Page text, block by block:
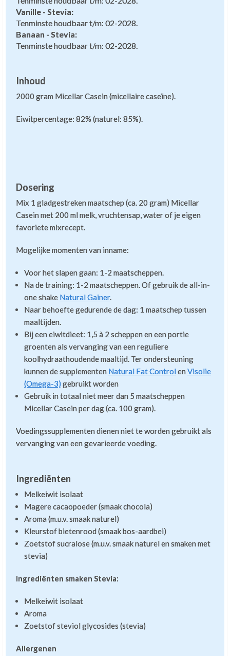
Vanille - Stevia:
Tenminste houdbaar t/m: 02-2028.
Banaan - Stevia:
Tenminste houdbaar t/m: 02-2028.
Inhoud
2000 gram Micellar Casein (micellaire caseïne).
Eiwitpercentage: 82% (naturel: 85%).
Dosering
Mix 1 gladgestreken maatschep (ca. 20 gram) Micellar
Casein met 200 ml melk, vruchtensap, water of je eigen
favoriete mixrecept.
Mogelijke momenten van inname:
Voor het slapen gaan: 1-2 maatscheppen.
Na de training: 1-2 maatscheppen. Of gebruik de all-in-
one shake Natural Gainer.
Naar behoefte gedurende de dag: 1 maatschep tussen
maaltijden.
Bij een eiwitdieet: 1,5 à 2 scheppen en een portie
groenten als vervanging van een reguliere
koolhydraathoudende maaltijd. Ter ondersteuning
kunnen de supplementen Natural Fat ControlenVisolie
(Omega-3) gebruikt worden
Gebruik in totaal niet meer dan 5 maatscheppen
Micellar Casein per dag (ca. 100 gram).
Voedingssupplementen dienen niet te worden gebruikt als
vervanging van een gevarieerde voeding.
Ingrediënten
Melkeiwit isolaat
Magere cacaopoeder (smaak chocola)
Aroma (m.u.v. smaak naturel)
Kleurstof bietenrood (smaak bos-aardbei)
Zoetstof sucralose (m.u.v. smaak naturel en smaken met
stevia)
Ingrediënten smaken Stevia:
Melkeiwit isolaat
Aroma
Zoetstof steviol glycosides (stevia)
Allergenen